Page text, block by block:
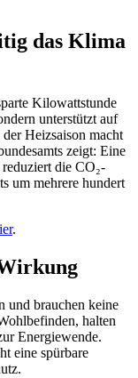
das Klima
Kilowattstunde
unterstützt auf
Heizsaison macht
zeigt: Eine
die CO₂-
um mehrere hundert
.
und brauchen keine
halten
Energiewende.
eine spürbare